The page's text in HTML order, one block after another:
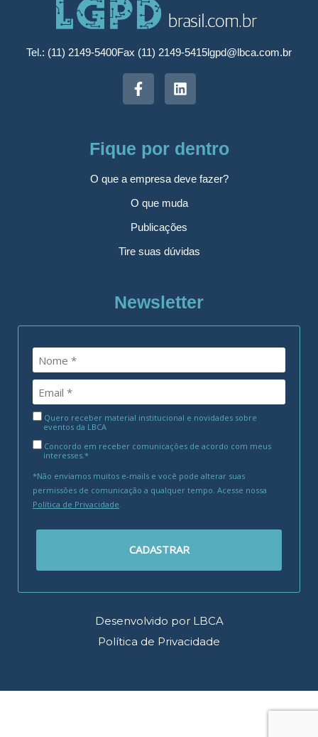
Tel.: (11) 2149-5400Fax (11) 2149-5415lgpd@lbca.com.br
Fique por dentro
O que a empresa deve fazer?
O que muda
Publicações
Tire suas dúvidas
Newsletter
Quero receber material institucional e novidades sobre
eventos da LBCA
Concordo em receber comunicações de acordo com meus
interesses.*
*Não enviamos muitos e-mails e você pode alterar suas
permissões de comunicação a qualquer tempo. Acesse nossa
Política de Privacidade
CADASTRAR
Desenvolvido por LBCA
Política de Privacidade